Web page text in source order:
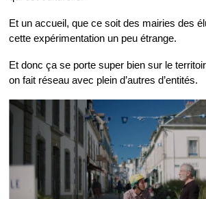
Et un accueil, que ce soit des mairies des
cette expérimentation un peu étrange.
Et donc ça se porte super bien sur le
on fait réseau avec plein d’autres d’entités.